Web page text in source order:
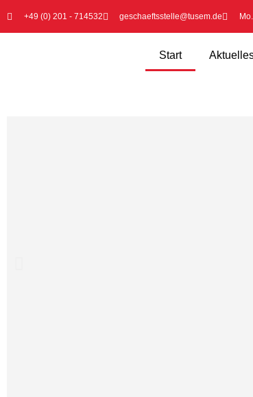
+49 (0) 201 - 714532 geschaeftsstelle@tusem.de
Start